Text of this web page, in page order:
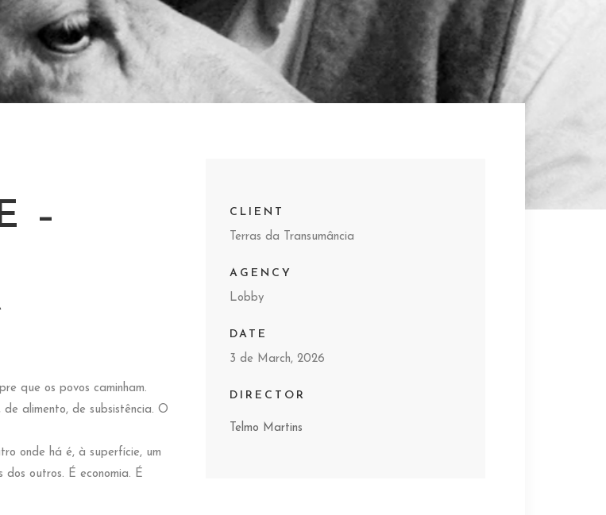
–
que os povos caminham.
de alimento, de subsistência. O
onde há é, à superfície, um
dos outros. É economia. É
CLIENT
Terras da Transumância
AGENCY
Lobby
DATE
3 de March, 2026
DIRECTOR
Telmo Martins